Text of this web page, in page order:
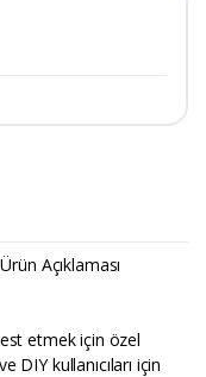
Açıklaması
etmek için özel
DIY kullanıcıları için